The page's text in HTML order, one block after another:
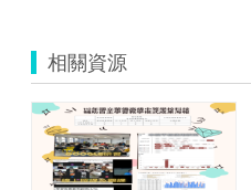
相關資源